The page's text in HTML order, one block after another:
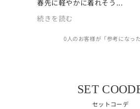
春先に軽やかに着れそう...
続きを読む
0人のお客様が「参考になっ
SET
セットコーデ